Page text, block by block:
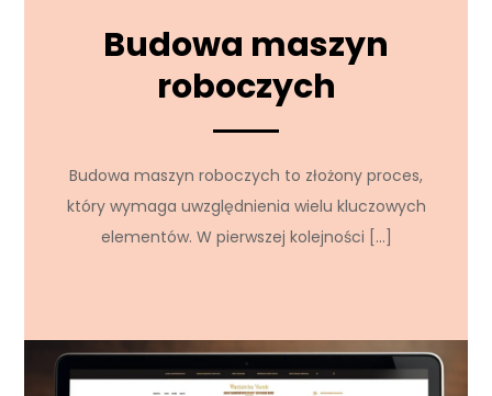
Budowa maszyn
roboczych
Budowa maszyn roboczych to złożony proces,
który wymaga uwzględnienia wielu kluczowych
elementów. W pierwszej kolejności […]